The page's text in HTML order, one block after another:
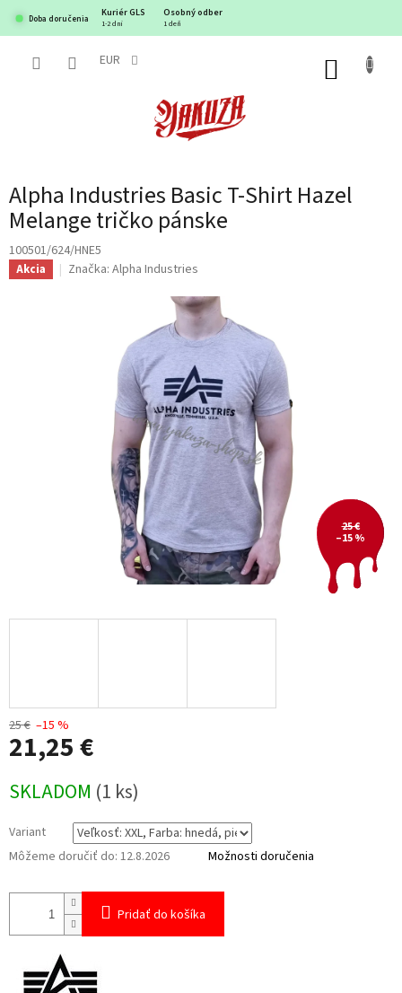
obsah
Doba doručenia
Kuriér GLS Osobný odber
1-2 dni 1 deň
EUR
Alpha Industries Basic T-Shirt Hazel
Melange tričko pánske
100501/624/HNE5
Akcia Značka: Alpha Industries
25 €
–15 %
25 € –15 %
21,25 €
cena:
SKLADOM (1 ks)
Variant
Môžeme doručiť do: 12.8.2026 Možnosti doručenia
Pridať do košíka